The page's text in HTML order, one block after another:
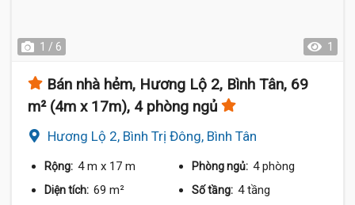
1 / 6 1
Bán nhà hẻm, Hương Lộ 2, Bình Tân, 69
m² (4m x 17m), 4 phòng ngủ
Hương Lộ 2, Bình Trị Đông, Bình Tân
Rộng: 4 m x 17 m Phòng ngủ: 4 phòng
Diện tích: 69 m² Số tầng: 4 tầng